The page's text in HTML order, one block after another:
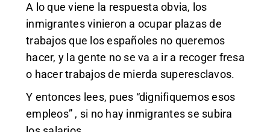
A lo que viene la respuesta obvia, los
inmigrantes vinieron a ocupar plazas de
trabajos que los españoles no queremos
hacer, y la gente no se va a ir a recoger fresa
o hacer trabajos de mierda superesclavos.
Y entonces lees, pues “dignifiquemos esos
empleos” , si no hay inmigrantes se subira